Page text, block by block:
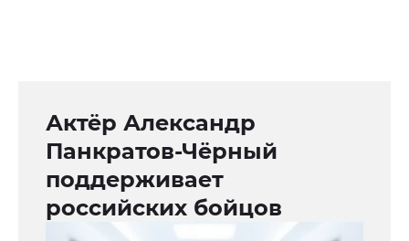
Актёр Александр
Панкратов-Чёрный
поддерживает
российских бойцов